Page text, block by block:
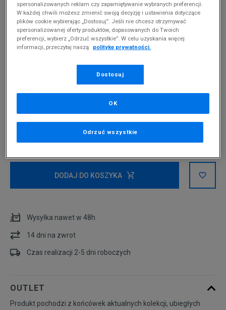
Produkt pochodzi z końcówek aktualnych kolekcji, ubiegłych
sezonów lub z ekspozycji.Szczegóły.
154,99 zł
L
DODAJ DO KOSZYKA
Wysyłka nawet w 48h
14 dni na zwrot
Czas realizacji 2-5 dni roboczych
OUTLET
Produkt pochodzi z końcówek aktualnych kolekcji, ubiegłych
spersonalizowanych reklam czy zapamiętywanie wybranych preferencji.
W każdej chwili możesz zmienić swoją decyzję i ustawienia dotyczące
plików cookie wybierając „Dostosuj”. Jeśli nie chcesz otrzymywać
spersonalizowanej oferty produktów, dopasowanych do Twoich
preferencji, wybierz „Odrzuć wszystkie”. W celu uzyskania więcej
informacji, przeczytaj naszą
politykę prywatności.
Dostosuj
Odrzuć wszystkie
OK